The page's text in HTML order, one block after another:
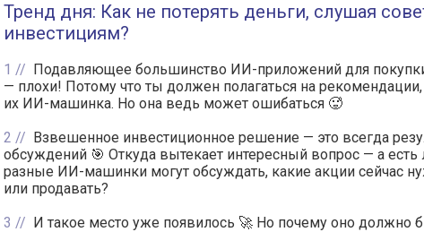
Тренд дня: Как не потерять деньги, слушая
инвестициям?
1
Подавляющее большинство ИИ-приложений для
— плохи! Потому что ты должен полагаться на
их ИИ-машинка. Но она ведь может ошибаться 🥵
2
Взвешенное инвестиционное решение — это всегда
обсуждений 🎯 Откуда вытекает интересный вопрос — а есть
разные ИИ-машинки могут обсуждать, какие акции сейчас
или продавать?
3
И такое место уже появилось 🚀 Но почему оно должно